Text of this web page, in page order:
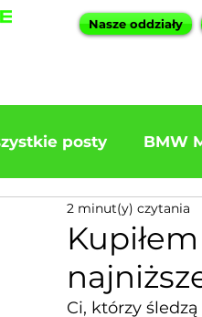
Nasze oddziały
posty BMW
Import BMW BMW
2 minut(y) czytania
Ci, którzy